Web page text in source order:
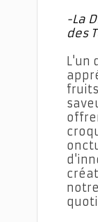
-La
des
L'un